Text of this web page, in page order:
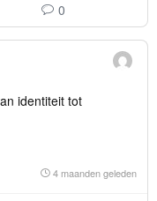
0
identiteit tot
4 maanden geleden